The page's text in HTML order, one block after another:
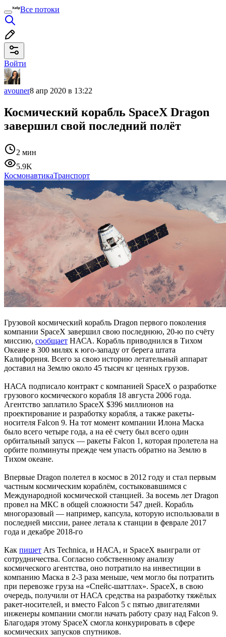
Все потоки
Войти
avouner8 апр 2020 в 13:22
Космический корабль SpaceX Dragon
завершил свой последний полёт
2 мин
5.9K
КосмонавтикаТранспорт
Грузовой космический корабль Dragon первого поколения
компании SpaceX завершил свою последнюю, 20-ю по счёту
миссию, сообщает НАСА. Корабль приводнился в Тихом
Океане в 300 милях к юго-западу от берега штата
Калифорния. Всего за свою историю летательный аппарат
доставил на Землю около 45 тысяч кг ценных грузов.
НАСА подписало контракт с компанией SpaceX о разработке
грузового космического корабля 18 августа 2006 года.
Агентство заплатило SpaceX $396 миллионов на
проектирование и разработку корабля, а также ракеты-
носителя Falcon 9. На тот момент компании Илона Маска
было всего четыре года, а на её счету был всего один
орбитальный запуск — ракеты Falcon 1, которая пролетела на
орбите полминуты прежде чем упасть обратно на Землю в
Тихом океане.
Впервые Dragon полетел в космос в 2012 году и стал первым
частным космическим кораблём, состыковавшимся с
Международной космической станцией. За восемь лет Dragon
провел на МКС в общей сложности 547 дней. Корабль
многоразовый — например, капсула, которую использовали в
последней миссии, ранее летала к станции в феврале 2017
года и декабре 2018-го
Как пишет Ars Technica, и НАСА, и SpaceX выиграли от
сотрудничества. Согласно собственному анализу
космического агентства, оно потратило на инвестиции в
компанию Маска в 2-3 раза меньше, чем могло бы потратить
при перевозке груза на «Спейс-шаттлах». SpaceX, в свою
очередь, получили от НАСА средства на разработку тяжёлых
ракет-носителей, и вместо Falcon 5 с пятью двигателями
инженеры компании смогли начать работу сразу над Falcon 9.
Благодаря этому SpaceX смогла конкурировать в сфере
космических запусков спутников.